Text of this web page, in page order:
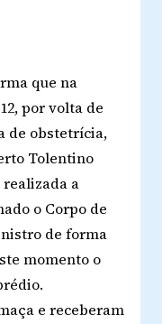
que na
por volta de
de obstetrícia,
Tolentino
a
o Corpo de
de forma
momento o
e receberam